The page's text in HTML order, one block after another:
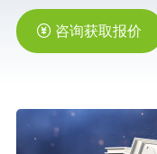
咨询获取报价